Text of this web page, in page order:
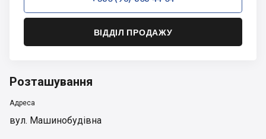
ВІДДІЛ ПРОДАЖУ
Розташування
Адреса
вул. Машинобудівна